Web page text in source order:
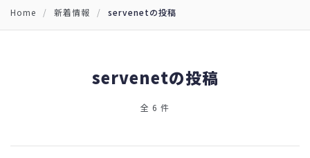
Home / 新着情報 / servenetの投稿
servenetの投稿
全 6 件